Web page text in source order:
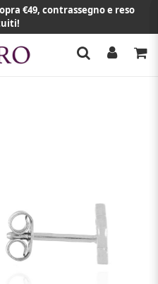
€49, contrassegno e reso